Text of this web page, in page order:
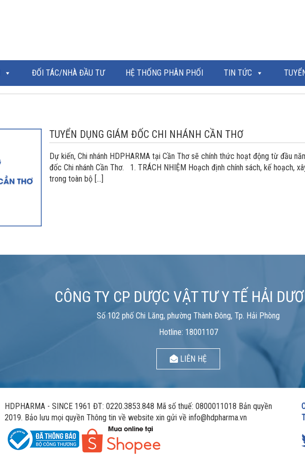
ĐỐI TÁC/NHÀ ĐẦU TƯ HỆ THỐNG PHÂN PHỐI TIN TỨC
TUYỂN DỤNG GIÁM ĐỐC CHI NHÁNH CẦN THƠ
Dự kiến, Chi nhánh HDPHARMA tại Cần Thơ sẽ chính thức hoạt động từ đầu
đốc Chi nhánh Cần Thơ. 1. TRÁCH NHIỆM Hoạch định chính sách, kế hoạch,
trong toàn bộ […]
CÔNG TY CP DƯỢC VẬT TƯ Y TẾ HẢI
Số 102 phố Chi Lăng, phường Thành Đông, Tp. Hải Phòng
Hotline: 18001107
LIÊN HỆ
HDPHARMA - SINCE 1961 ĐT: 0220.3853.848 Mã số thuế: 0800011018 Bản quyền
2019. Bảo lưu mọi quyền Thông tin về website xin gửi về info@hdpharma.vn